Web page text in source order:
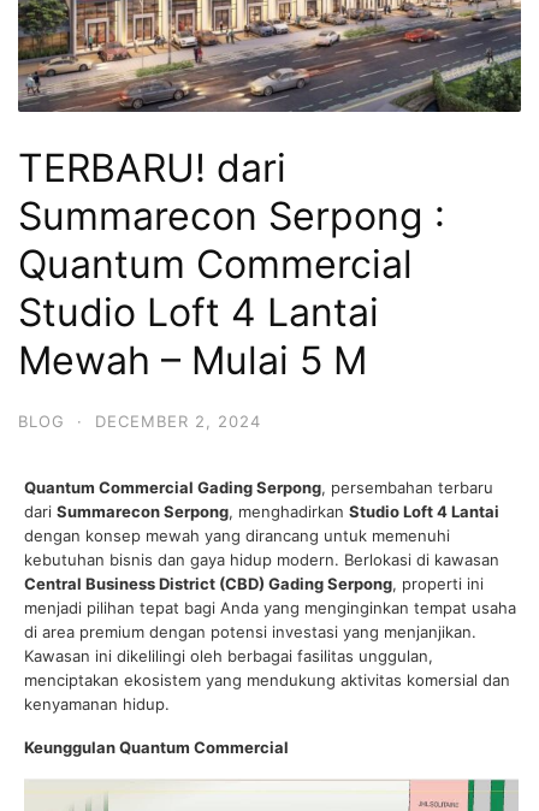
TERBARU! dari
Summarecon Serpong :
Quantum Commercial
Studio Loft 4 Lantai
Mewah – Mulai 5 M
BLOG · DECEMBER 2, 2024
Quantum Commercial Gading Serpong, persembahan terbaru
dari Summarecon Serpong, menghadirkan Studio Loft 4 Lantai
dengan konsep mewah yang dirancang untuk memenuhi
kebutuhan bisnis dan gaya hidup modern. Berlokasi di kawasan
Central Business District (CBD) Gading Serpong, properti ini
menjadi pilihan tepat bagi Anda yang menginginkan tempat usaha
di area premium dengan potensi investasi yang menjanjikan.
Kawasan ini dikelilingi oleh berbagai fasilitas unggulan,
menciptakan ekosistem yang mendukung aktivitas komersial dan
kenyamanan hidup.
Keunggulan Quantum Commercial